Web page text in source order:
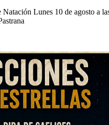
Lunes 10 de agosto a